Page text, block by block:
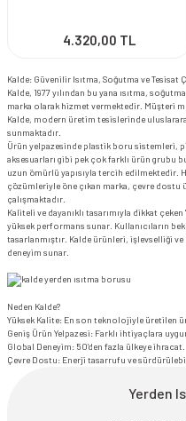
4.320,00 TL
Kalde: Güvenilir Isıtma, Soğutma ve Tesisat
Kalde, 1977 yılından bu yana ısıtma,
marka olarak hizmet vermektedir. Müşteri
Kalde, modern üretim tesislerinde
sunmaktadır.
Ürün yelpazesinde plastik boru sistemleri,
aksesuarları gibi pek çok farklı ürün grubu
uzun ömürlü yapısıyla tercih edilmektedir.
çözümleriyle öne çıkan marka, çevre
çalışmaktadır.
Kaliteli ve dayanıklı tasarımıyla dikkat
yüksek performans sunar. Kullanıcıların
tasarlanmıştır. Kalde ürünleri, işlevselliği
deneyim sunar.
Neden Kalde?
Yüksek Kalite: En son teknolojiyle üretilen
Geniş Ürün Yelpazesi: Farklı ihtiyaçlara
Global Deneyim: 50’den fazla ülkeye ihracat.
Çevre Dostu: Enerji tasarrufu ve
Yerden